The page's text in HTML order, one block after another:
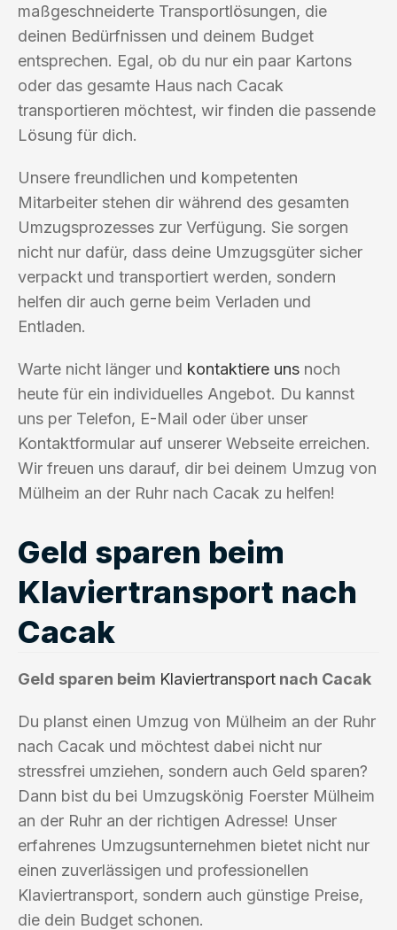
maßgeschneiderte Transportlösungen, die
deinen Bedürfnissen und deinem Budget
entsprechen. Egal, ob du nur ein paar Kartons
oder das gesamte Haus nach Cacak
transportieren möchtest, wir finden die passende
Lösung für dich.
Unsere freundlichen und kompetenten
Mitarbeiter stehen dir während des gesamten
Umzugsprozesses zur Verfügung. Sie sorgen
nicht nur dafür, dass deine Umzugsgüter sicher
verpackt und transportiert werden, sondern
helfen dir auch gerne beim Verladen und
Entladen.
Warte nicht länger und kontaktiere uns noch
heute für ein individuelles Angebot. Du kannst
uns per Telefon, E-Mail oder über unser
Kontaktformular auf unserer Webseite erreichen.
Wir freuen uns darauf, dir bei deinem Umzug von
Mülheim an der Ruhr nach Cacak zu helfen!
Geld sparen beim
Klaviertransport nach
Cacak
Geld sparen beim Klaviertransport nach Cacak
Du planst einen Umzug von Mülheim an der Ruhr
nach Cacak und möchtest dabei nicht nur
stressfrei umziehen, sondern auch Geld sparen?
Dann bist du bei Umzugskönig Foerster Mülheim
an der Ruhr an der richtigen Adresse! Unser
erfahrenes Umzugsunternehmen bietet nicht nur
einen zuverlässigen und professionellen
Klaviertransport, sondern auch günstige Preise,
die dein Budget schonen.